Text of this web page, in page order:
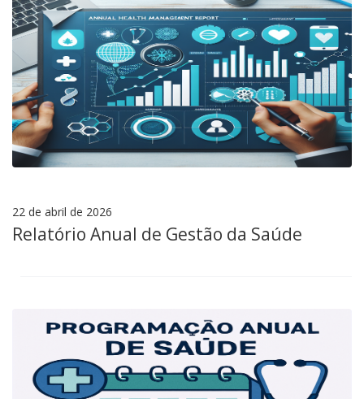
22 de abril de 2026
Relatório Anual de Gestão da Saúde